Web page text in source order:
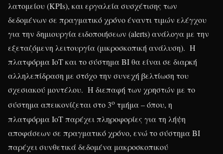
λατομείου (KPIs), και εργαλεία συσχέτισης των
δεδομένων σε πραγματικό χρόνο έναντι τιμών ελέγχου
για την δημιουργία ειδοποιήσεων (alerts) ανάλογα με την
εξεταζόμενη λειτουργία (μικροσκοπική ανάλυση). Η
πλατφόρμα ΙοΤ και το σύστημα ΒΙ θα είναι σε διαρκή
αλληλεπίδραση με στόχο την συνεχή βελτίωση του
σχεσιακού μοντέλου. Η διεπαφή των χρηστών με το
σύστημα απεικονίζεται στο 3ο τμήμα – όπου, η
πλατφόρμα ΙοΤ παρέχει πληροφορίες για τη λήψη
αποφάσεων σε πραγματικό χρόνο, ενώ το σύστημα ΒΙ
παρέχει συνθετικά δεδομένα μακροσκοπικού